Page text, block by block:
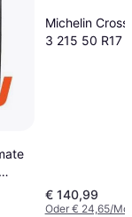
Michelin
3 215 50 R17
€ 140,99
Oder € 24,65/